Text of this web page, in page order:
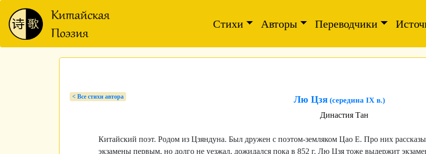
Стихи Авторы Переводчики
< Bсе стихи автора Лю Цзя (середина IX в.)
Династия Тан
Китайский поэт. Родом из Цзяндуна. Был дружен с поэтом-земляком Цао Е. Про них
экзамены первым, но долго не уезжал, дожидался пока в 852 г. Лю Цзя тоже выдержит